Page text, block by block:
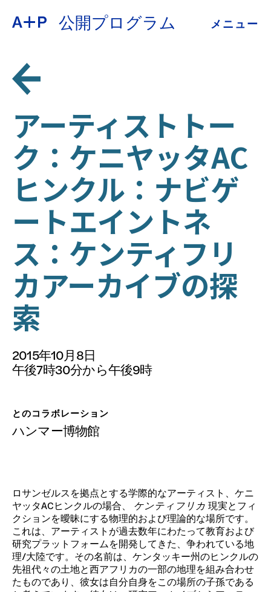
公開プログラム メニュー
約
教育
青少年の育成
展示会
公開プログラム
アーカイブ
寄付
ESPAÑOL
普通话
日本語
アーティストトー
ク：ケニヤッタAC
ヒンクル：ナビゲ
ートエイントネ
ス：ケンティフリ
カアーカイブの探
索
2015年10月8日
午後7時30分から午後9時
とのコラボレーション
ハンマー博物館
ロサンゼルスを拠点とする学際的なアーティスト、ケニ
ヤッタACヒンクルの場合、 ケンティフリカ 現実とフィ
クションを曖昧にする物理的および理論的な場所です。
これは、アーティストが過去数年にわたって教育および
研究プラットフォームを開発してきた、争われている地
理/大陸です。その名前は、ケンタッキー州のヒンクルの
先祖代々の土地と西アフリカの一部の地理を組み合わせ
たものであり、彼女は自分自身をこの場所の子孫である